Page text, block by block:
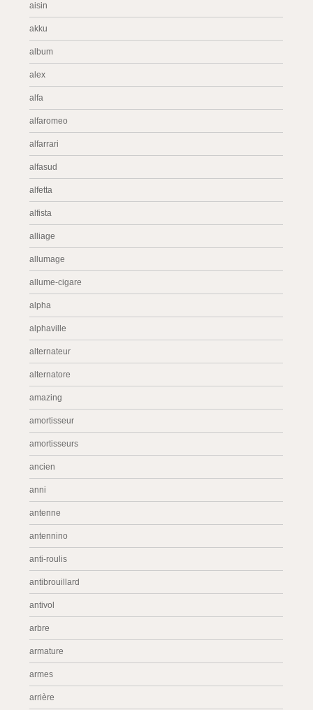
aisin
akku
album
alex
alfa
alfaromeo
alfarrari
alfasud
alfetta
alfista
alliage
allumage
allume-cigare
alpha
alphaville
alternateur
alternatore
amazing
amortisseur
amortisseurs
ancien
anni
antenne
antennino
anti-roulis
antibrouillard
antivol
arbre
armature
armes
arrière